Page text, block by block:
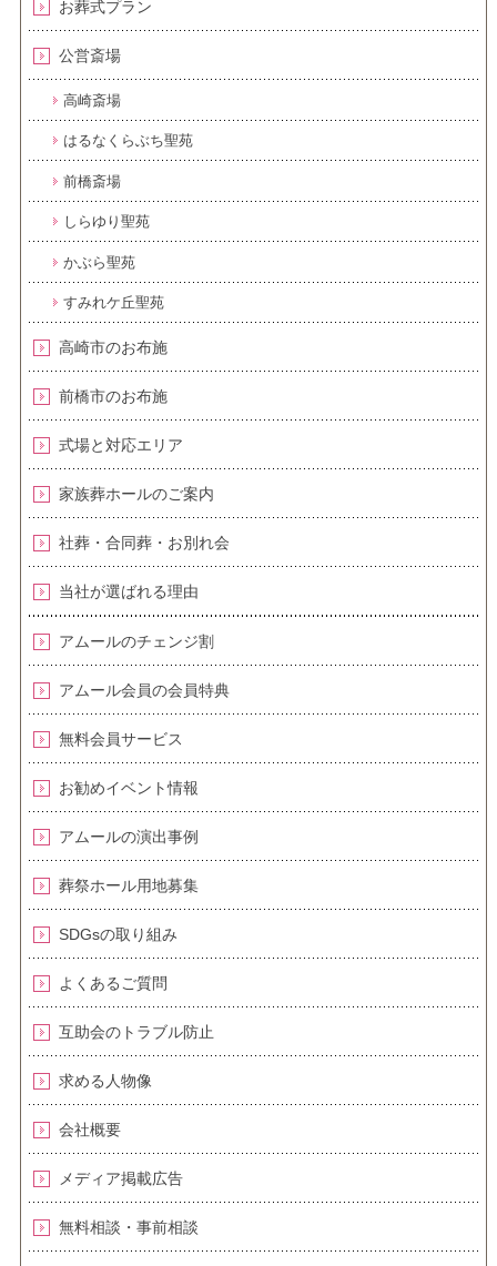
お葬式プラン
公営斎場
高崎斎場
はるなくらぶち聖苑
前橋斎場
しらゆり聖苑
かぶら聖苑
すみれケ丘聖苑
高崎市のお布施
前橋市のお布施
式場と対応エリア
家族葬ホールのご案内
社葬・合同葬・お別れ会
当社が選ばれる理由
アムールのチェンジ割
アムール会員の会員特典
無料会員サービス
お勧めイベント情報
アムールの演出事例
葬祭ホール用地募集
SDGsの取り組み
よくあるご質問
互助会のトラブル防止
求める人物像
会社概要
メディア掲載広告
無料相談・事前相談